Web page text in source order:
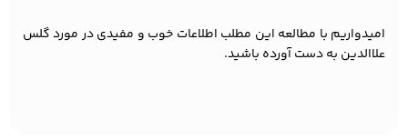
امیدواریم با مطالعه این مطلب اطلاعات خوب و مفیدی در مورد گلس
علاالدین به دست آورده باشید.